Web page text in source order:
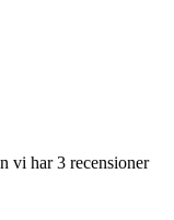
vi har 3 recensioner